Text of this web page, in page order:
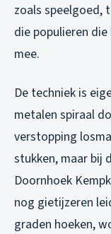
zoals speelgoed,
die populieren
mee.
De techniek is
metalen spiraal
verstopping
stukken, maar bij
Doornhoek
nog gietijzeren
graden hoeken,